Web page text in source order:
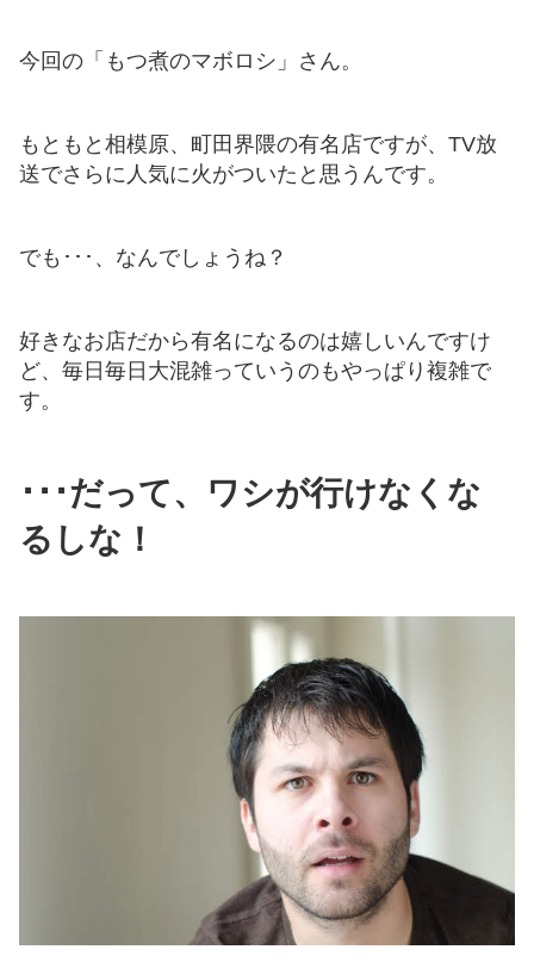
今回の「もつ煮のマボロシ」さん。
もともと相模原、町田界隈の有名店ですが、TV放
送でさらに人気に火がついたと思うんです。
でも･･･、なんでしょうね？
好きなお店だから有名になるのは嬉しいんですけ
ど、毎日毎日大混雑っていうのもやっぱり複雑で
す。
･･･だって、ワシが行けなくな
るしな！